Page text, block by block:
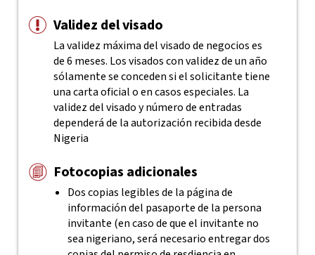
Validez del visado
La validez máxima del visado de negocios es
de 6 meses. Los visados con validez de un año
sólamente se conceden si el solicitante tiene
una carta oficial o en casos especiales. La
validez del visado y número de entradas
dependerá de la autorización recibida desde
Nigeria
Fotocopias adicionales
Dos copias legibles de la página de
información del pasaporte de la persona
invitante (en caso de que el invitante no
sea nigeriano, será necesario entregar dos